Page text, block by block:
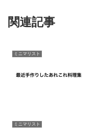
関連記事
ミニマリスト
ミニマリスト